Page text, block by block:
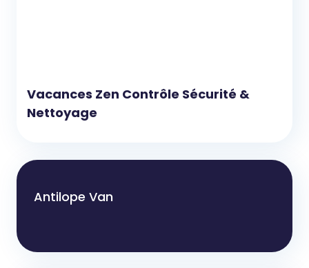
Vacances Zen Contrôle Sécurité &
Nettoyage
Antilope Van